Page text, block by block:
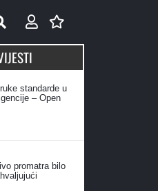
standarde u
– Open
promatra bilo